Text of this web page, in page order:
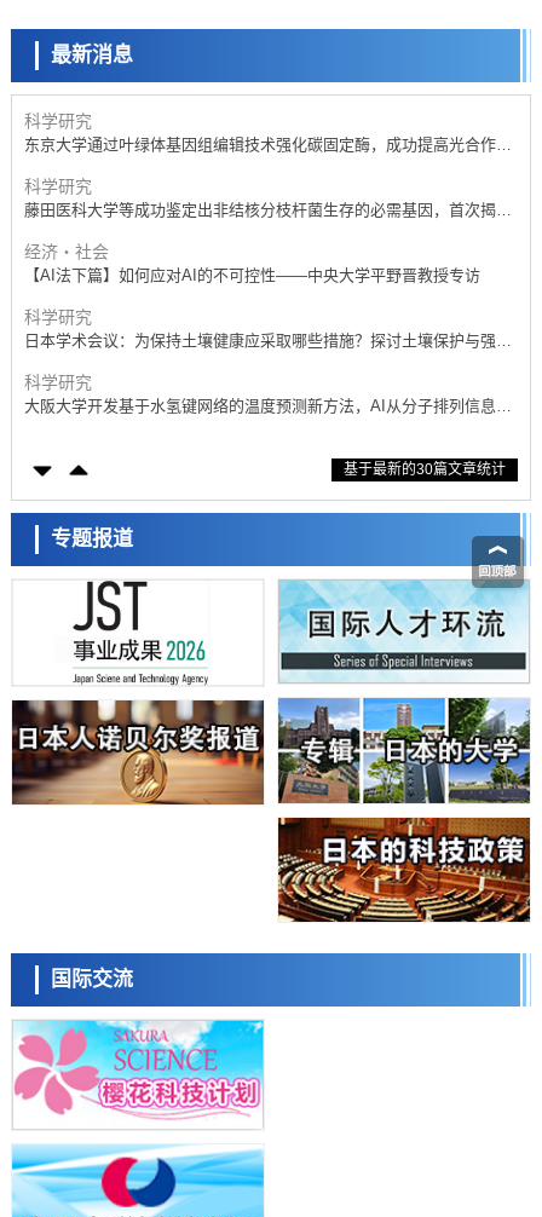
最新消息
科学研究
东京大学通过叶绿体基因组编辑技术强化碳固定酶，成功提高光合作用
能力与生产力
科学研究
藤田医科大学等成功鉴定出非结核分枝杆菌生存的必需基因，首次揭示
经济・社会
【AI法下篇】如何应对AI的不可控性——中央大学平野晋教授专访
科学研究
日本学术会议：为保持土壤健康应采取哪些措施？探讨土壤保护与强化
科学研究
大阪大学开发基于水氢键网络的温度预测新方法，AI从分子排列信息中
经济・社会
【AI法上篇】如何对“将人生交给AI”保持危机感——中央大学平野晋教
庆应义塾大学阐明脑内“游击手”小胶质细胞包裹保护受损神经细胞的机
科学研究
日本东北大学与横滨橡胶全球首次从纳米尺度揭示橡胶—黄铜粘接界面
劣化抑制机制，为提升轮胎安全性与耐久性的材料设计开辟道路
科学研究
近畿大学等发现植物染料“日本茜”的红色成分可抑制老化与炎症，有望
成为新型功能性材料
科学研究
群马大学开发针对难治性癫痫的新型基因疗法，利用超小型GAD67启动
子抑制发作
科学研究
九州大学揭示夜间眼压升高机制：两种激素波动叠加所致
科学研究
东京都产技研采用新手法开发出可稳定工作至300℃的介电材料，已验
证电容器可在汽车发动机等高温环境下工作
日本生成式AI使用者占比一年内翻倍，但与中美德仍有较大差距
化火灾防控
科学研究
福井大学发现细胞记忆过往并抑制反应的机制，阐明即便DNA相同反应
迥异之谜
科学研究
神户大学确认口服癌症疫苗B440单药给药的安全性，在转移性尿路上皮
癌患者中开展临床试验
政策
日本发布《令和8年版科学技术与创新白皮书》，解读第七期基本计划
首年度政策方向
科学研究
东京大学发现可诱导细胞死亡的新型信使物质
基于最新的30篇文章统计
专题报道
国际交流
日本科学未来馆 科学交
流员
泷川 进 戴维
陈小牧 李鸥